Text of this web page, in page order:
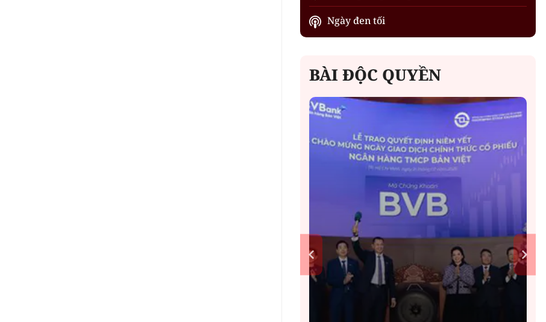
Ngày đen tối
BÀI ĐỘC QUYỀN